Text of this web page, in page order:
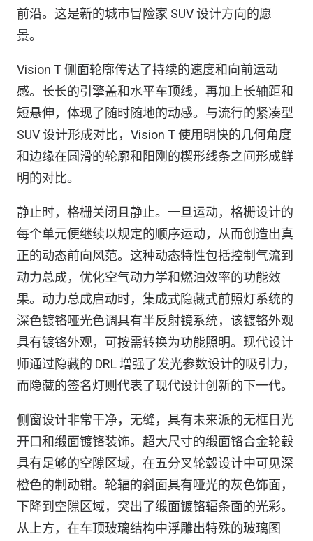
前沿。这是新的城市冒险家 SUV 设计方向的愿
景。
Vision T 侧面轮廓传达了持续的速度和向前运动
感。长长的引擎盖和水平车顶线，再加上长轴距和
短悬伸，体现了随时随地的动感。与流行的紧凑型
SUV 设计形成对比，Vision T 使用明快的几何角度
和边缘在圆滑的轮廓和阳刚的楔形线条之间形成鲜
明的对比。
静止时，格栅关闭且静止。一旦运动，格栅设计的
每个单元便继续以规定的顺序运动，从而创造出真
正的动态前向风范。这种动态特性包括控制气流到
动力总成，优化空气动力学和燃油效率的功能效
果。动力总成启动时，集成式隐藏式前照灯系统的
深色镀铬哑光色调具有半反射镜系统，该镀铬外观
具有镀铬外观，可按需转换为功能照明。现代设计
师通过隐藏的 DRL 增强了发光参数设计的吸引力，
而隐藏的签名灯则代表了现代设计创新的下一代。
侧窗设计非常干净，无缝，具有未来派的无框日光
开口和缎面镀铬装饰。超大尺寸的缎面铬合金轮毂
具有足够的空隙区域，在五分叉轮毂设计中可见深
橙色的制动钳。轮辐的斜面具有哑光的灰色饰面，
下降到空隙区域，突出了缎面镀铬辐条面的光彩。
从上方，在车顶玻璃结构中浮雕出特殊的玻璃图